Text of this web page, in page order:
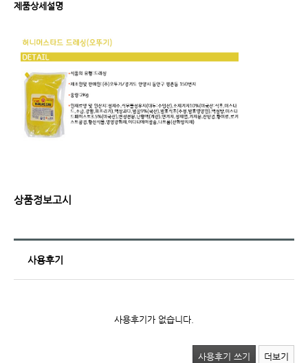
제품상세설명
상품정보고시
사용후기
사용후기가 없습니다.
사용후기 쓰기 더보기